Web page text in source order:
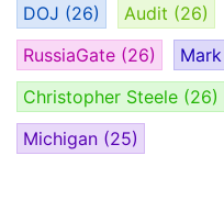
DOJ (26) Audit (26)
RussiaGate (26)
Christopher Steele (26)
Michigan (25)